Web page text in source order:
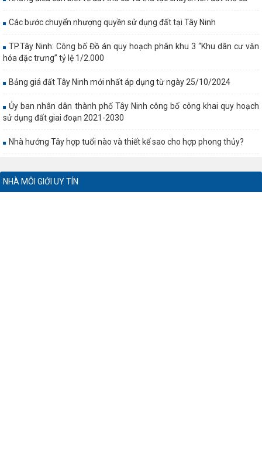
Các bước chuyển nhượng quyền sử dụng đất tại Tây Ninh
TP.Tây Ninh: Công bố Đồ án quy hoạch phân khu 3 “Khu dân cư văn
hóa đặc trưng” tỷ lệ 1/2.000
Bảng giá đất Tây Ninh mới nhất áp dụng từ ngày 25/10/2024
Ủy ban nhân dân thành phố Tây Ninh công bố công khai quy hoạch
sử dụng đất giai đoạn 2021-2030
Nhà hướng Tây hợp tuổi nào và thiết kế sao cho hợp phong thủy?
NHÀ MÔI GIỚI UY TÍN